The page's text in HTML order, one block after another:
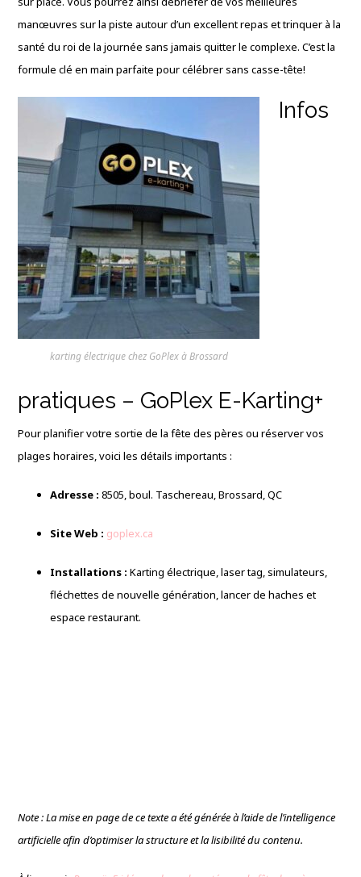
manœuvres sur la piste autour d’un excellent repas et trinquer à la
santé du roi de la journée sans jamais quitter le complexe. C’est la
formule clé en main parfaite pour célébrer sans casse-tête!
karting électrique chez GoPlex à Brossard
Infos
pratiques – GoPlex E-Karting+
Pour planifier votre sortie de la fête des pères ou réserver vos
plages horaires, voici les détails importants :
Adresse : 8505, boul. Taschereau, Brossard, QC
Site Web : goplex.ca
Installations : Karting électrique, laser tag, simulateurs,
fléchettes de nouvelle génération, lancer de haches et
espace restaurant.
Note : La mise en page de ce texte a été générée à l’aide de l’intelligence
artificielle afin d’optimiser la structure et la lisibilité du contenu.